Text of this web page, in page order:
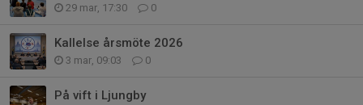
29 mar, 17:30 0
Kallelse årsmöte 2026
3 mar, 09:03 0
På vift i Ljungby